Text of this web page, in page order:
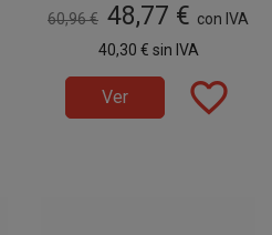
También llamados cuencos de
plástico, con esta capacidad de
250 cc son perfectos para
degustaciones de comida,
tapas, encurtidos, frutos secos,
de 600 unidades, distribuidas
en 24 paquetes de 25
unidades.
60,96 € 48,77 € con IVA
40,30 € sin IVA
Ver favorite_border